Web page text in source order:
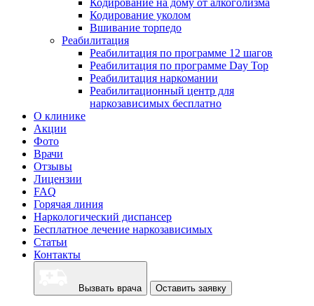
Кодирование на дому от алкоголизма
Кодирование уколом
Вшивание торпедо
Реабилитация
Реабилитация по программе 12 шагов
Реабилитация по программе Day Top
Реабилитация наркомании
Реабилитационный центр для
наркозависимых бесплатно
О клинике
Акции
Фото
Врачи
Отзывы
Лицензии
FAQ
Горячая линия
Наркологический диспансер
Бесплатное лечение наркозависимых
Статьи
Контакты
Вызвать врача Оставить заявку